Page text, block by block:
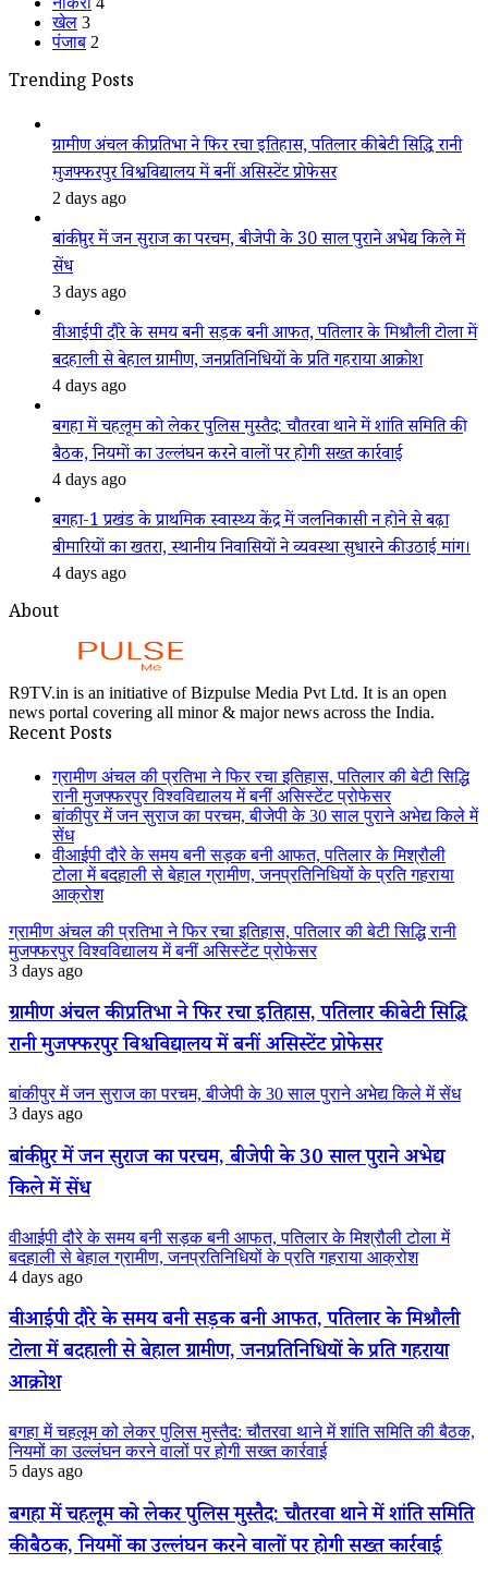
खेल 3
पंजाब 2
Trending Posts
ग्रामीण अंचल की प्रतिभा ने फिर रचा इतिहास, पतिलार की बेटी सिद्धि रानी
मुजफ्फरपुर विश्वविद्यालय में बनीं असिस्टेंट प्रोफेसर
2 days ago
बांकीपुर में जन सुराज का परचम, बीजेपी के 30 साल पुराने अभेद्य किले में
सेंध
3 days ago
वीआईपी दौरे के समय बनी सड़क बनी आफत, पतिलार के मिश्रौली टोला में
बदहाली से बेहाल ग्रामीण, जनप्रतिनिधियों के प्रति गहराया आक्रोश
4 days ago
बगहा में चहलूम को लेकर पुलिस मुस्तैद: चौतरवा थाने में शांति समिति की
बैठक, नियमों का उल्लंघन करने वालों पर होगी सख्त कार्रवाई
4 days ago
बगहा-1 प्रखंड के प्राथमिक स्वास्थ्य केंद्र में जलनिकासी न होने से बढ़ा
बीमारियों का खतरा, स्थानीय निवासियों ने व्यवस्था सुधारने की उठाई मांग।
4 days ago
About
R9TV.in is an initiative of Bizpulse Media Pvt Ltd. It is an open
news portal covering all minor & major news across the India.
Recent Posts
ग्रामीण अंचल की प्रतिभा ने फिर रचा इतिहास, पतिलार की बेटी सिद्धि
रानी मुजफ्फरपुर विश्वविद्यालय में बनीं असिस्टेंट प्रोफेसर
बांकीपुर में जन सुराज का परचम, बीजेपी के 30 साल पुराने अभेद्य किले में
सेंध
वीआईपी दौरे के समय बनी सड़क बनी आफत, पतिलार के मिश्रौली
टोला में बदहाली से बेहाल ग्रामीण, जनप्रतिनिधियों के प्रति गहराया
आक्रोश
ग्रामीण अंचल की प्रतिभा ने फिर रचा इतिहास, पतिलार की बेटी सिद्धि रानी
मुजफ्फरपुर विश्वविद्यालय में बनीं असिस्टेंट प्रोफेसर
3 days ago
ग्रामीण अंचल की प्रतिभा ने फिर रचा इतिहास, पतिलार की बेटी सिद्धि
रानी मुजफ्फरपुर विश्वविद्यालय में बनीं असिस्टेंट प्रोफेसर
बांकीपुर में जन सुराज का परचम, बीजेपी के 30 साल पुराने अभेद्य किले में सेंध
3 days ago
बांकीपुर में जन सुराज का परचम, बीजेपी के 30 साल पुराने अभेद्य
किले में सेंध
वीआईपी दौरे के समय बनी सड़क बनी आफत, पतिलार के मिश्रौली टोला में
बदहाली से बेहाल ग्रामीण, जनप्रतिनिधियों के प्रति गहराया आक्रोश
4 days ago
वीआईपी दौरे के समय बनी सड़क बनी आफत, पतिलार के मिश्रौली
टोला में बदहाली से बेहाल ग्रामीण, जनप्रतिनिधियों के प्रति गहराया
आक्रोश
बगहा में चहलूम को लेकर पुलिस मुस्तैद: चौतरवा थाने में शांति समिति की बैठक,
नियमों का उल्लंघन करने वालों पर होगी सख्त कार्रवाई
5 days ago
बगहा में चहलूम को लेकर पुलिस मुस्तैद: चौतरवा थाने में शांति समिति
की बैठक, नियमों का उल्लंघन करने वालों पर होगी सख्त कार्रवाई